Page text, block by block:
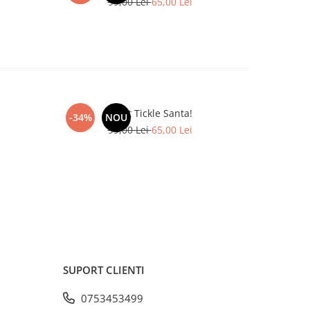
-34% NOU
Don't Tickle Santa!
99,00 Lei65,00 Lei
SUPORT CLIENTI
0753453499